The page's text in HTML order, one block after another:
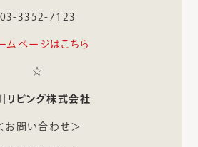
03-3352-7123
ムページはこちら
☆
リビング株式会社
お問い合わせ＞